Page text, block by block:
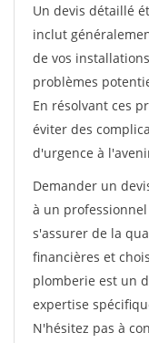
Un devis détaillé
inclut
de vos
problèmes
En résolvant ces
éviter des
d'urgence à
Demander un
à un
s'assurer de la
financières et
plomberie est un
expertise
N'hésitez pas à